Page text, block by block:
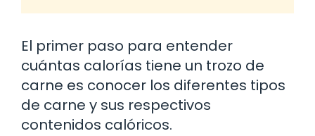
El primer paso para entender
cuántas calorías tiene un trozo de
carne es conocer los diferentes tipos
de carne y sus respectivos
contenidos calóricos.